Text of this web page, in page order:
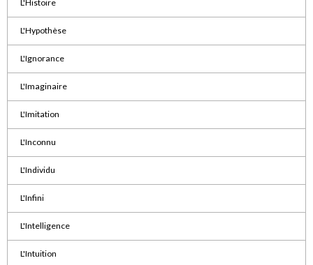
L'Histoire
L'Hypothèse
L'Ignorance
L'Imaginaire
L'Imitation
L'Inconnu
L'Individu
L'Infini
L'Intelligence
L'Intuition